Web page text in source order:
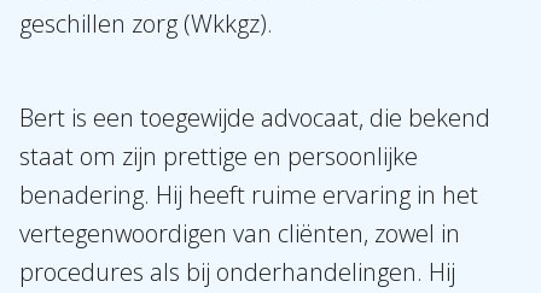
geschillen zorg (Wkkgz).
Bert is een toegewijde advocaat, die bekend
staat om zijn prettige en persoonlijke
benadering. Hij heeft ruime ervaring in het
vertegenwoordigen van cliënten, zowel in
procedures als bij onderhandelingen. Hij